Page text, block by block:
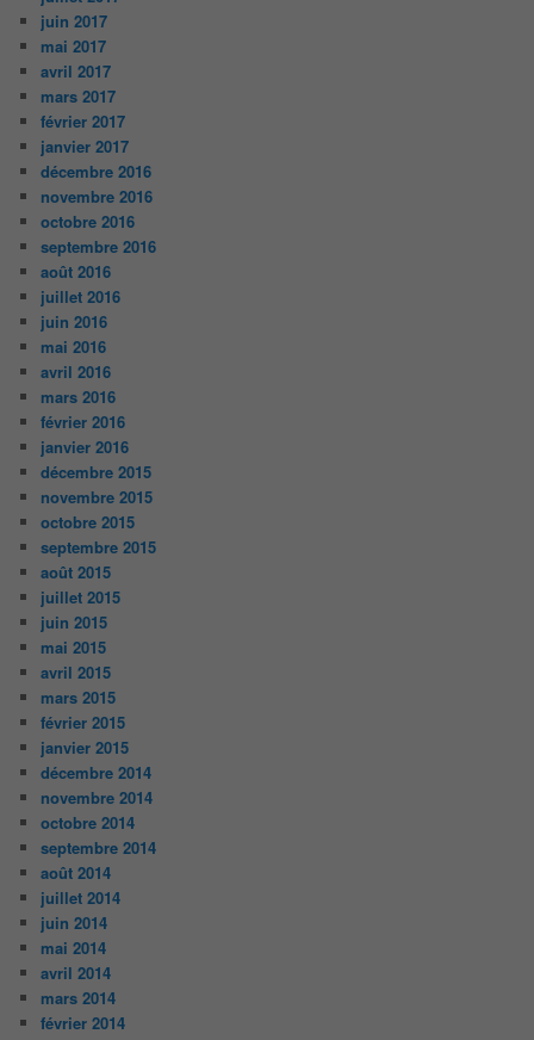
juin 2017
mai 2017
avril 2017
mars 2017
février 2017
janvier 2017
décembre 2016
novembre 2016
octobre 2016
septembre 2016
août 2016
juillet 2016
juin 2016
mai 2016
avril 2016
mars 2016
février 2016
janvier 2016
décembre 2015
novembre 2015
octobre 2015
septembre 2015
août 2015
juillet 2015
juin 2015
mai 2015
avril 2015
mars 2015
février 2015
janvier 2015
décembre 2014
novembre 2014
octobre 2014
septembre 2014
août 2014
juillet 2014
juin 2014
mai 2014
avril 2014
mars 2014
février 2014